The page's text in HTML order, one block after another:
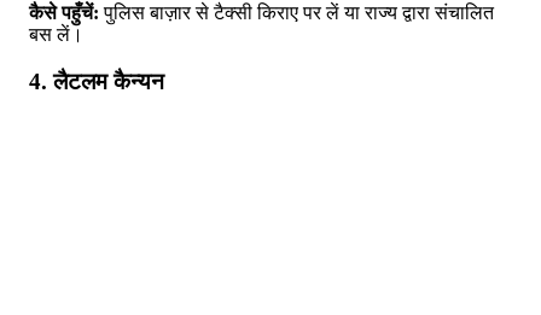
कैसे पहुँचें: पुलिस बाज़ार से टैक्सी किराए पर लें या राज्य द्वारा संचालित
बस लें।
4. लैटलम कैन्यन